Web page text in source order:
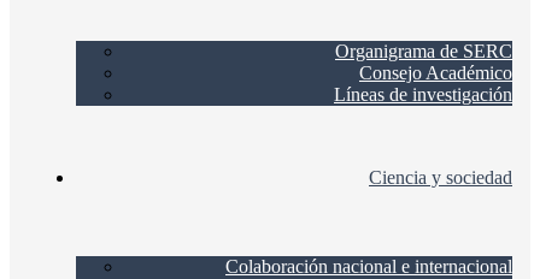
Organigrama de SERC
Consejo Académico
Líneas de investigación
Ciencia y sociedad
Colaboración nacional e internacional